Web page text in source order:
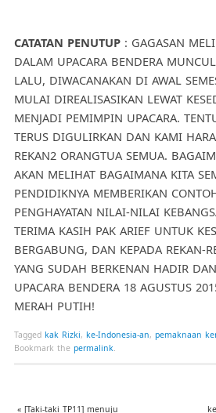
CATATAN PENUTUP: GAGASAN
DALAM UPACARA BENDERA
LALU, DIWACANAKAN DI AWAL
MULAI DIREALISASIKAN LEWAT
MENJADI PEMIMPIN UPACARA.
TERUS DIGULIRKAN DAN KAMI
REKAN2 ORANGTUA SEMUA.
AKAN MELIHAT BAGAIMANA KITA
PENDIDIKNYA MEMBERIKAN
PENGHAYATAN NILAI-NILAI
TERIMA KASIH PAK ARIEF UNTUK
BERGABUNG, DAN KEPADA REKAN-
YANG SUDAH BERKENAN HADIR
UPACARA BENDERA 18 AGUSTUS
MERAH PUTIH!
Tagged kak Rizki, ke-Indonesia-an, pemaknaan
Bookmark the permalink.
«[Taki-taki TP11] menuju